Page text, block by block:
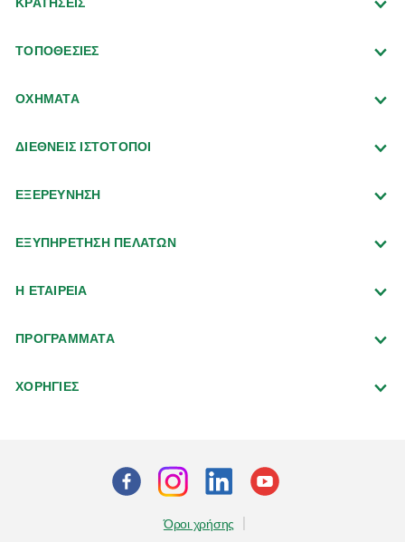
ΤΟΠΟΘΕΣΙΕΣ
ΟΧΗΜΑΤΑ
ΔΙΕΘΝΕΙΣ ΙΣΤΟΤΟΠΟΙ
ΕΞΕΡΕΥΝΗΣΗ
ΕΞΥΠΗΡΕΤΗΣΗ ΠΕΛΑΤΩΝ
Η ΕΤΑΙΡΕΙΑ
ΠΡΟΓΡΑΜΜΑΤΑ
ΧΟΡΗΓΙΕΣ
Όροι χρήσης